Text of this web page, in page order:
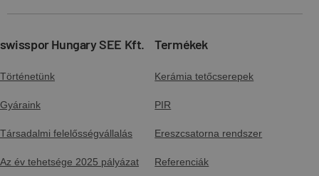
swisspor Hungary SEE Kft.
Történetünk
Gyáraink
Társadalmi felelősségvállalás
Az év tehetsége 2025 pályázat
Termékek
Kerámia tetőcserepek
PIR
Ereszcsatorna rendszer
Referenciák